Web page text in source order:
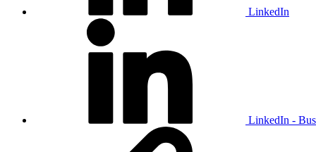
LinkedIn
LinkedIn -